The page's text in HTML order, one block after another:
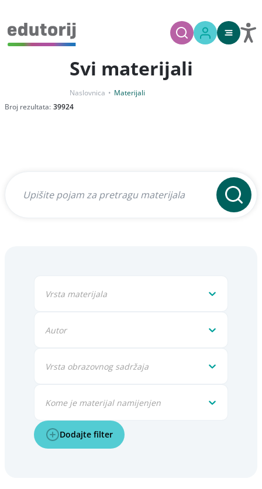
Svi materijali
Naslovnica
Materijali
Broj rezultata: 39924
Vrsta materijala
Autor
Vrsta obrazovnog sadržaja
Kome je materijal namijenjen
Dodajte filter